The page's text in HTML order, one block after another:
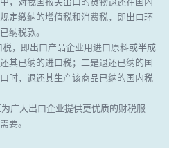
定缴纳的增值税和消费税，即出口环
纳税款。
，即出口产品企业用进口原料或半成
其已纳的进口税；二是退还已纳的国
时，退还其生产该商品已纳的国内税
广大出口企业提供更优质的财税服
要。